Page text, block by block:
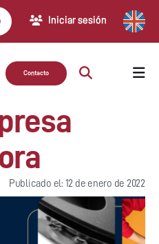
Iniciar sesión
Contacto
Publicado el: 12 de enero de 2022